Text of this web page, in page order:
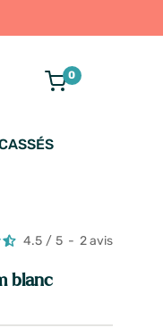
0
blanc
4.5 / 5 - 2avis